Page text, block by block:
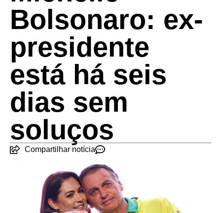
Bolsonaro: ex-
presidente
está há seis
dias sem
soluços
Compartilhar notícia